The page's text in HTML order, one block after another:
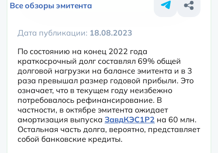
Все обзоры эмитента
Дата публикации: 18.08.2023
По состоянию на конец 2022 года
краткосрочный долг составлял 69% общей
долговой нагрузки на балансе эмитента и в 3
раза превышал размер годовой прибыли. Это
означает, что в текущем году неизбежно
потребовалось рефинансирование. В
частности, в октябре эмитента ожидает
амортизация выпуска ЗавдКЭС1P2 на 60 млн.
Остальная часть долга, вероятно, представляет
собой банковские кредиты.